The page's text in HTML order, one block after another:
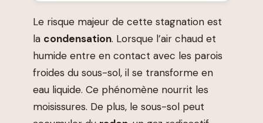
Le risque majeur de cette stagnation est
la condensation. Lorsque l’air chaud et
humide entre en contact avec les parois
froides du sous-sol, il se transforme en
eau liquide. Ce phénomène nourrit les
moisissures. De plus, le sous-sol peut